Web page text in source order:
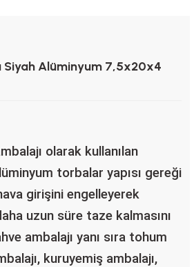
Siyah Alüminyum 7,5x20x4
olarak kullanılan
torbalar yapısı gereği
girişini engelleyerek
uzun süre taze kalmasını
ambalajı yanı sıra tohum
kuruyemiş ambalajı,